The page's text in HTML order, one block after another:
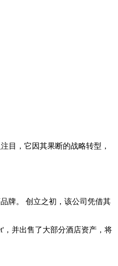
目，它因其果断的战略转型，
牌。 创立之初，该公司凭借其
，并出售了大部分酒店资产，将